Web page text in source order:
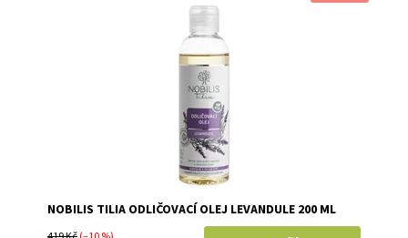
Nobilis Tilia
NOBILIS TILIA ODLIČOVACÍ OLEJ LEVANDULE 200 ML